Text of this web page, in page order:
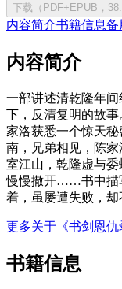
下载（PDF+EPUB，
内容简介书籍信息备
内容简介
一部讲述清乾隆年
下，反清复明的故
家洛获悉一个惊天
南，兄弟相见，陈
室江山，乾隆虚与
慢慢撒开……书中描
着，虽屡遭失败，却
更多关于《书剑恩仇
书籍信息